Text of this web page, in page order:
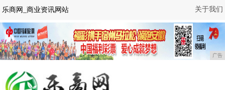
关于我们
乐商网_商业资讯网站
广告